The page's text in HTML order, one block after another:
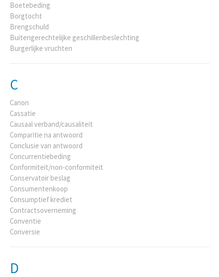
Boetebeding
Borgtocht
Brengschuld
Buitengerechtelijke geschillenbeslechting
Burgerlijke vruchten
C
Canon
Cassatie
Causaal verband/causaliteit
Comparitie na antwoord
Conclusie van antwoord
Concurrentiebeding
Conformiteit/non-conformiteit
Conservatoir beslag
Consumentenkoop
Consumptief krediet
Contractsoverneming
Conventie
Conversie
D